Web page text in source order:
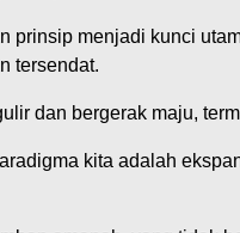
prinsip menjadi kunci
tersendat.
dan bergerak maju,
kita adalah